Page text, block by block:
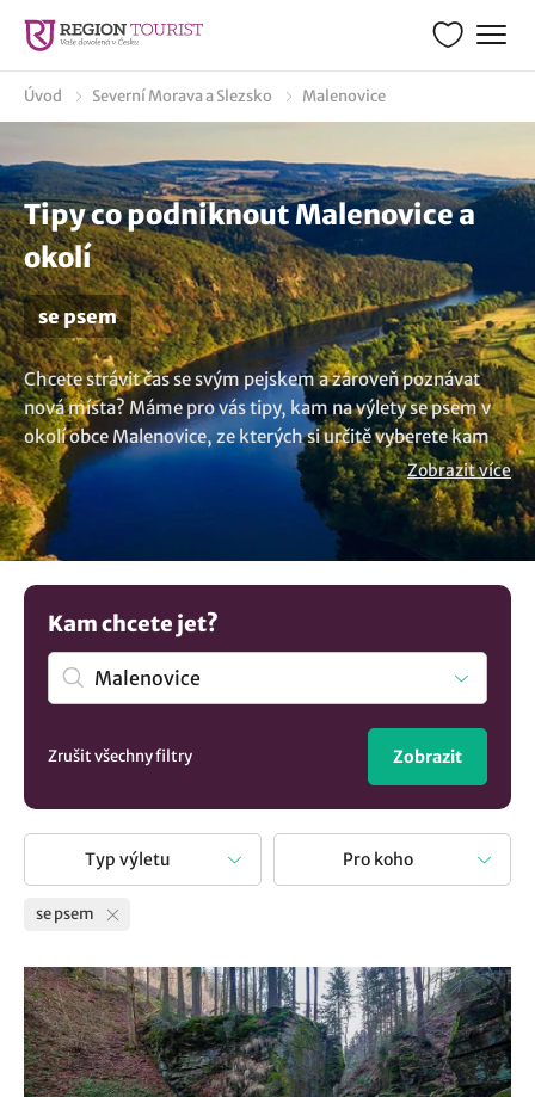
Úvod Severní Morava a Slezsko Malenovice
Tipy co podniknout Malenovice a
okolí
se psem
Chcete strávit čas se svým pejskem a zároveň poznávat
nová místa? Máme pro vás tipy, kam na výlety se psem v
okolí obce Malenovice, ze kterých si určitě vyberete kam
vyrazit! V našem výběru najdete nejrůznější lokality, kde
váš pes bude mít možnost pobíhat, prozkoumávat nové
vůně a možná naváže i nová psí přátelství. Vsadíme se, že
to pro něj bude nezapomenutelné dobrodružství a
rozhodně vám poděkuje více než kdybyste ho nechali
doma. Tak mrkněte kam se psem v obci Malenovice.
Zobrazit více
Kam chcete jet?
Zrušit všechny filtry Zobrazit
Typ výletu Pro koho
se psem